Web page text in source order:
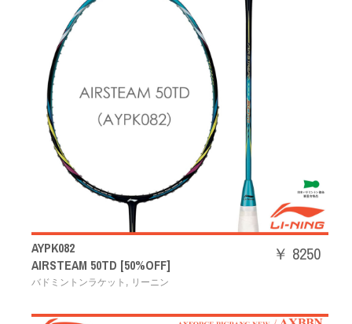
AYPK082
AIRSTEAM 50TD [50%OFF]
バドミントンラケット , リーニン
￥ 8250